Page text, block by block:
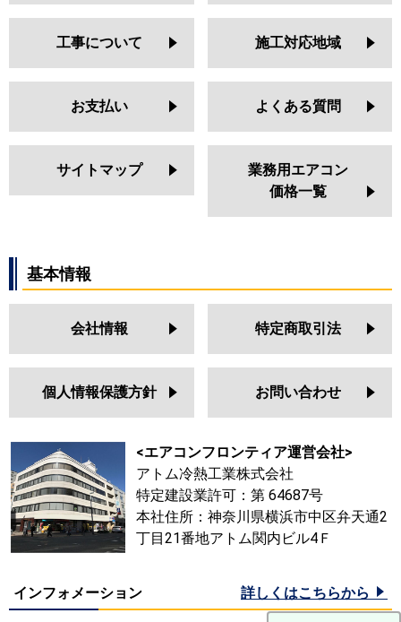
工事について 施工対応地域
お支払い よくある質問
サイトマップ
業務用エアコン
価格一覧
基本情報
会社情報 特定商取引法
個人情報保護方針 お問い合わせ
<エアコンフロンティア運営会社>
アトム冷熱工業株式会社
特定建設業許可：第 64687号
本社住所：神奈川県横浜市中区弁天通2
丁目21番地アトム関内ビル4Ｆ
インフォメーション 詳しくはこちらから